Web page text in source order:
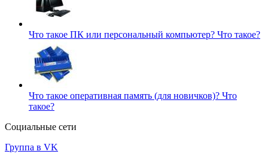
Что такое ПК или персональный компьютер? Что такое?
Что такое оперативная память (для новичков)? Что
такое?
Социальные сети
Группа в VK